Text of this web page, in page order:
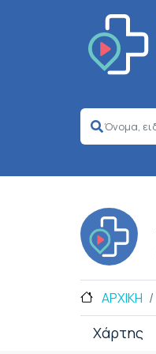
ΑΡΧΙΚΗ
Χάρτης